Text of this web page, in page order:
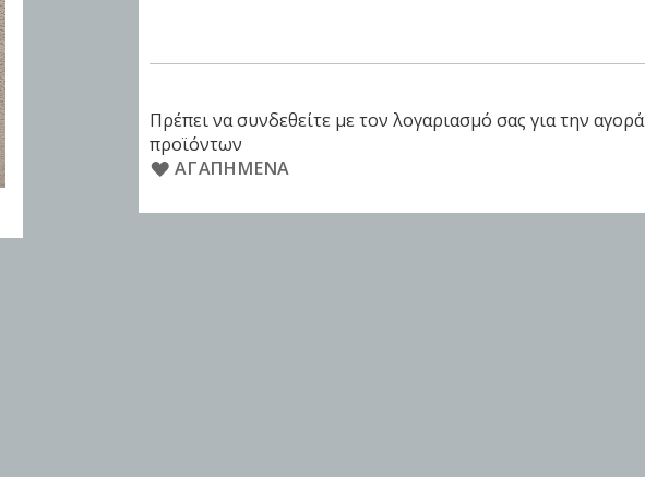
Πρέπει να συνδεθείτε με τον λογαριασμό σας για την αγορά
προϊόντων
ΑΓΑΠΗΜΈΝΑ